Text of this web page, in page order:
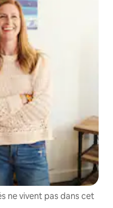
ne vivent pas dans cet